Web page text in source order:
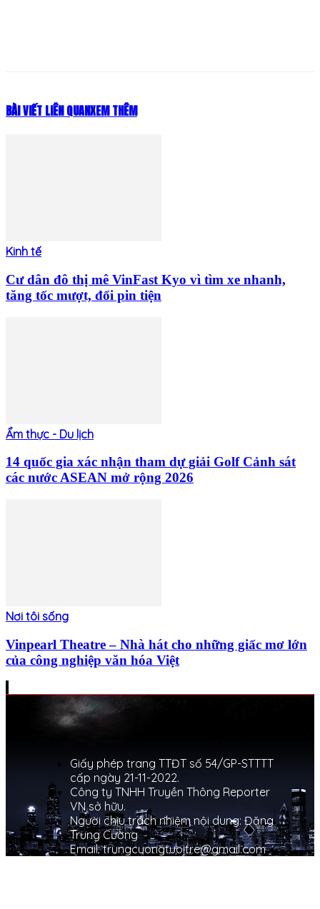
BÀI VIẾT LIÊN QUANXEM THÊM
Kinh tế
Cư dân đô thị mê VinFast Kyo vì tìm xe nhanh,
tăng tốc mượt, đổi pin tiện
Ẩm thực - Du lịch
14 quốc gia xác nhận tham dự giải Golf Cảnh sát
các nước ASEAN mở rộng 2026
Nơi tôi sống
Vinpearl Theatre – Nhà hát cho những giấc mơ lớn
của công nghiệp văn hóa Việt
Giấy phép trang TTĐT số 54/GP-STTTT
cấp ngày 21-11-2022.
Công ty TNHH Truyền Thông Reporter
VN sở hữu.
Người chịu trách nhiệm nội dung: Đặng
Trung Cường
Email: trungcuongtuoitre@gmail.com